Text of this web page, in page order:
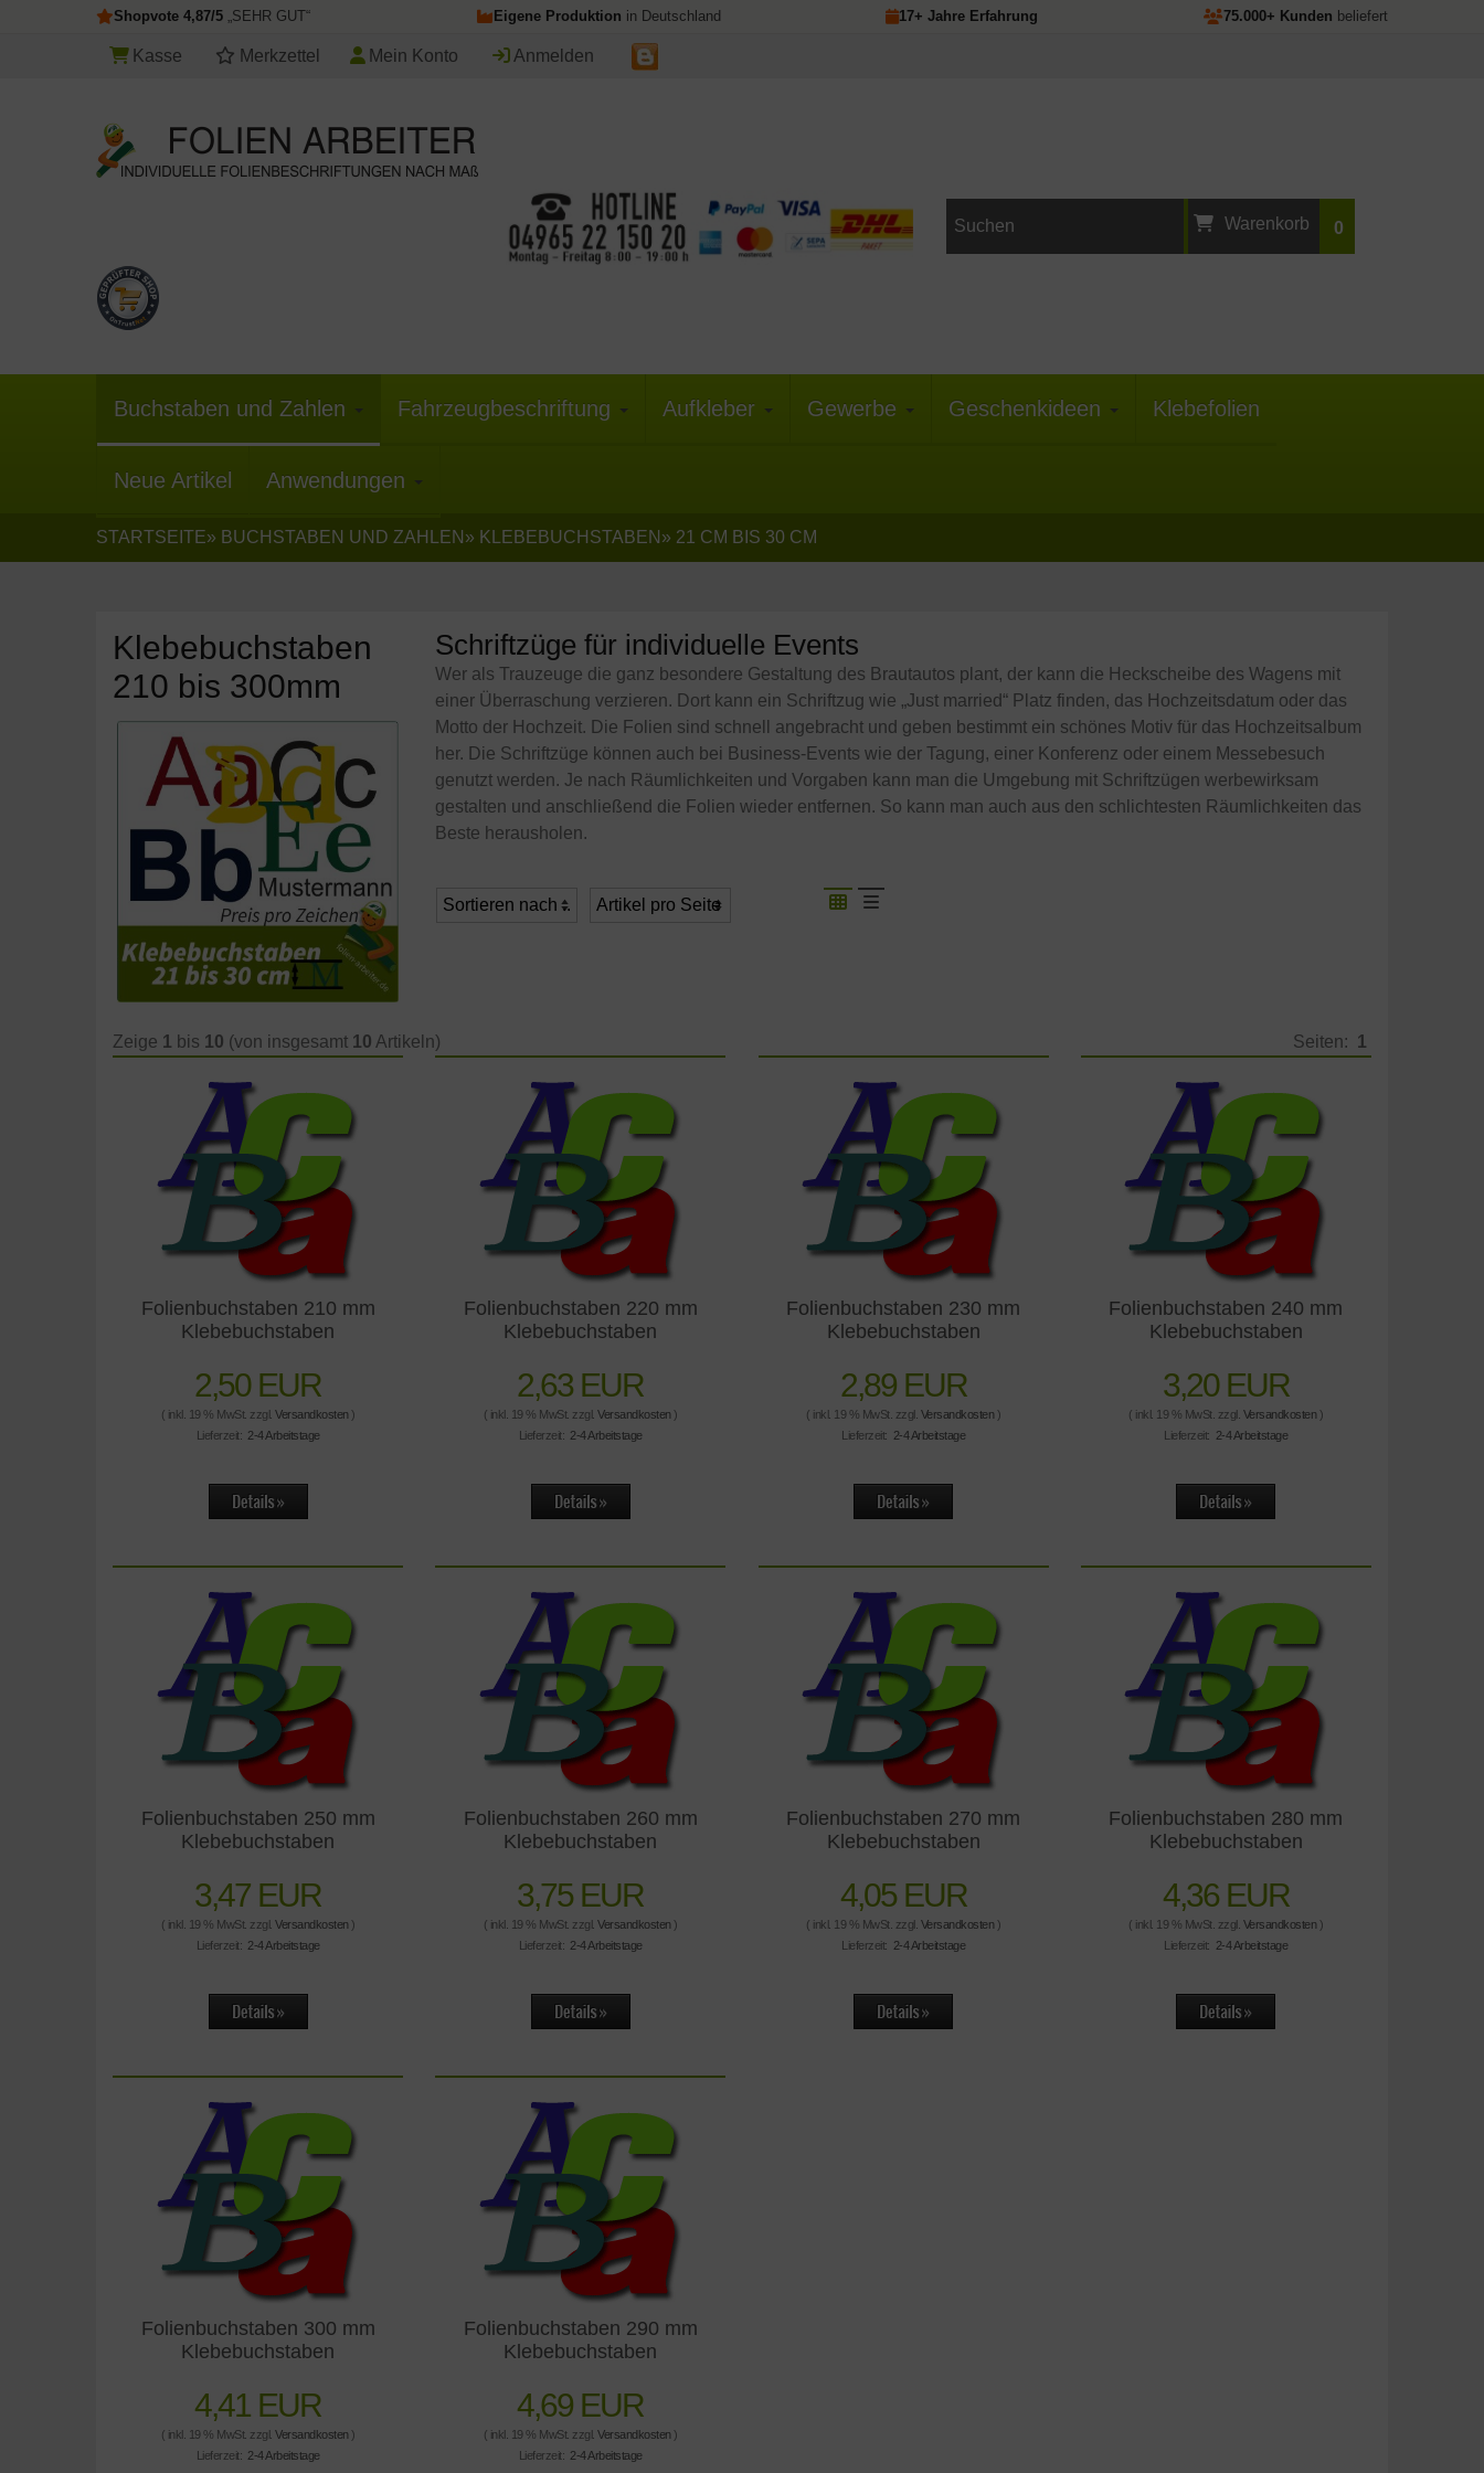
Shopvote 4,87/5 „SEHR GUT“ Eigene Produktion in Deutschland 17+ Jahre Erfahrung 75.000+ Kunden beliefert
Kasse Merkzettel Mein Konto Anmelden
Warenkorb 0
Buchstaben und Zahlen Fahrzeugbeschriftung Aufkleber Gewerbe Geschenkideen Klebefolien
Neue Artikel Anwendungen
STARTSEITE» BUCHSTABEN UND ZAHLEN » KLEBEBUCHSTABEN » 21 CM BIS 30 CM
Klebebuchstaben
210 bis 300mm
Schriftzüge für individuelle Events
Wer als Trauzeuge die ganz besondere Gestaltung des Brautautos plant, der kann die Heckscheibe des Wagens mit
einer Überraschung verzieren. Dort kann ein Schriftzug wie „Just married“ Platz finden, das Hochzeitsdatum oder das
Motto der Hochzeit. Die Folien sind schnell angebracht und geben bestimmt ein schönes Motiv für das Hochzeitsalbum
her. Die Schriftzüge können auch bei Business-Events wie der Tagung, einer Konferenz oder einem Messebesuch
genutzt werden. Je nach Räumlichkeiten und Vorgaben kann man die Umgebung mit Schriftzügen werbewirksam
gestalten und anschließend die Folien wieder entfernen. So kann man auch aus den schlichtesten Räumlichkeiten das
Beste herausholen.
Zeige 1 bis 10 (von insgesamt 10 Artikeln) Seiten: 1
Folienbuchstaben 210 mm
Klebebuchstaben
2,50 EUR
( inkl. 19 % MwSt. zzgl.Versandkosten )
Lieferzeit: 2-4 Arbeitstage
Folienbuchstaben 220 mm
Klebebuchstaben
2,63 EUR
( inkl. 19 % MwSt. zzgl.Versandkosten )
Lieferzeit: 2-4 Arbeitstage
Folienbuchstaben 230 mm
Klebebuchstaben
2,89 EUR
( inkl. 19 % MwSt. zzgl. Versandkosten )
Lieferzeit: 2-4 Arbeitstage
Folienbuchstaben 240 mm
Klebebuchstaben
3,20 EUR
( inkl. 19 % MwSt. zzgl. Versandkosten )
Lieferzeit: 2-4 Arbeitstage
Folienbuchstaben 250 mm
Klebebuchstaben
3,47 EUR
( inkl. 19 % MwSt. zzgl.Versandkosten )
Lieferzeit: 2-4 Arbeitstage
Folienbuchstaben 260 mm
Klebebuchstaben
3,75 EUR
( inkl. 19 % MwSt. zzgl.Versandkosten )
Lieferzeit: 2-4 Arbeitstage
Folienbuchstaben 270 mm
Klebebuchstaben
4,05 EUR
( inkl. 19 % MwSt. zzgl. Versandkosten )
Lieferzeit: 2-4 Arbeitstage
Folienbuchstaben 280 mm
Klebebuchstaben
4,36 EUR
( inkl. 19 % MwSt. zzgl. Versandkosten )
Lieferzeit: 2-4 Arbeitstage
Folienbuchstaben 300 mm
Klebebuchstaben
4,41 EUR
( inkl. 19 % MwSt. zzgl.Versandkosten )
Lieferzeit: 2-4 Arbeitstage
Folienbuchstaben 290 mm
Klebebuchstaben
4,69 EUR
( inkl. 19 % MwSt. zzgl.Versandkosten )
Lieferzeit: 2-4 Arbeitstage